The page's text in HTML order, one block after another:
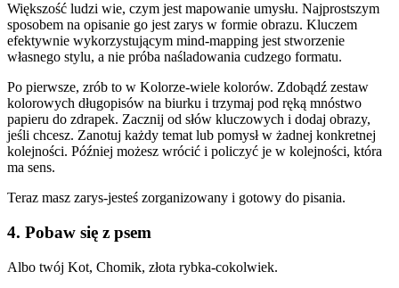
Większość ludzi wie, czym jest mapowanie umysłu. Najprostszym
sposobem na opisanie go jest zarys w formie obrazu. Kluczem
efektywnie wykorzystującym mind-mapping jest stworzenie
własnego stylu, a nie próba naśladowania cudzego formatu.
Po pierwsze, zrób to w Kolorze-wiele kolorów. Zdobądź zestaw
kolorowych długopisów na biurku i trzymaj pod ręką mnóstwo
papieru do zdrapek. Zacznij od słów kluczowych i dodaj obrazy,
jeśli chcesz. Zanotuj każdy temat lub pomysł w żadnej konkretnej
kolejności. Później możesz wrócić i policzyć je w kolejności, która
ma sens.
Teraz masz zarys-jesteś zorganizowany i gotowy do pisania.
4. Pobaw się z psem
Albo twój Kot, Chomik, złota rybka-cokolwiek.